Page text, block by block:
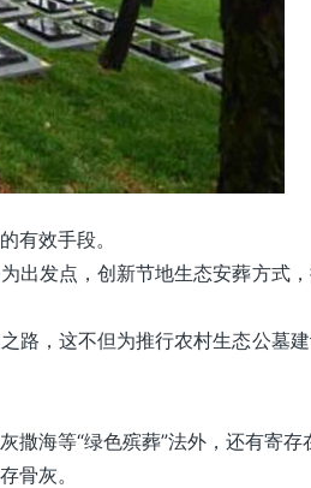
有效手段。
出发点，创新节地生态安葬方式
路，这不但为推行农村生态公墓
海等“绿色殡葬”法外，还有寄存
骨灰。